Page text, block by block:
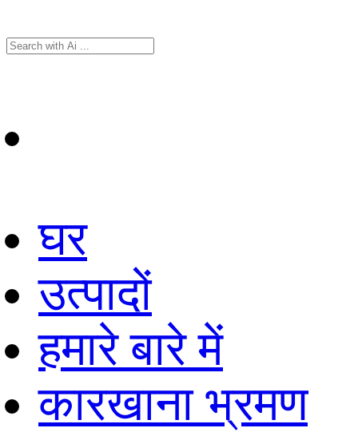
घर
उत्पादों
हमारे बारे में
कारखाना भ्रमण